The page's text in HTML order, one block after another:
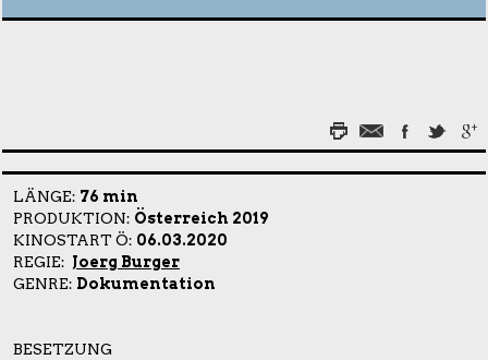
LÄNGE: 76 min
PRODUKTION: Österreich 2019
KINOSTART Ö: 06.03.2020
REGIE: Joerg Burger
GENRE: Dokumentation
BESETZUNG